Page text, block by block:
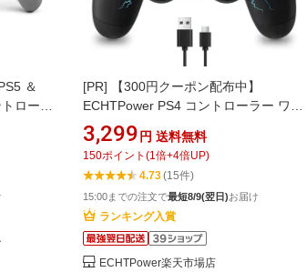
＆
ローラ
ホワイ
ルグ
ラー e
ロー
ス
[PR]
【300円クーポン配布中】
ECHTPower PS4 コントローラー ワイ
ヤレス 無線/有線 ホール効果スティッ
ク 背面ボタン RGBライト TURBO連
射 振動調整 1000mAhバッテリー ジャ
イロセンサー搭載 3.5mmイヤホンジャ
ック P3/P4/P4 Pro/Slim/PC/スマホに
対応
3,299 円 送料無料
150ポイント (1倍+4倍UP)
4.73(15件)
15:00までの注文で最短8/9(翌日)お届け
ランキング入賞
ECHTPower楽天市場店